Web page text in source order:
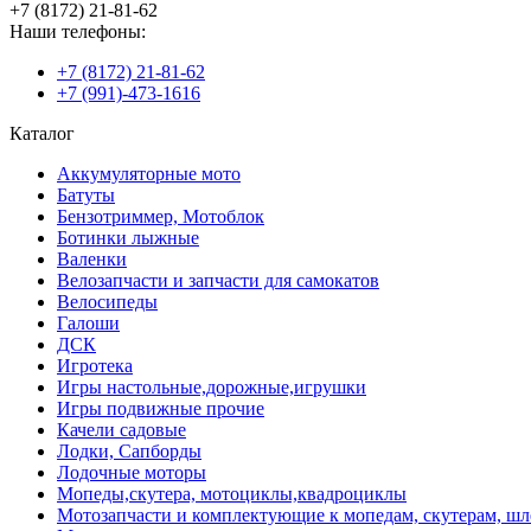
+7 (8172) 21-81-62
Наши телефоны:
+7 (8172) 21-81-62
+7 (991)-473-1616
Каталог
Аккумуляторные мото
Батуты
Бензотриммер, Мотоблок
Ботинки лыжные
Валенки
Велозапчасти и запчасти для самокатов
Велосипеды
Галоши
ДСК
Игротека
Игры настольные,дорожные,игрушки
Игры подвижные прочие
Качели садовые
Лодки, Сапборды
Лодочные моторы
Мопеды,скутера, мотоциклы,квадроциклы
Мотозапчасти и комплектующие к мопедам, скутерам,